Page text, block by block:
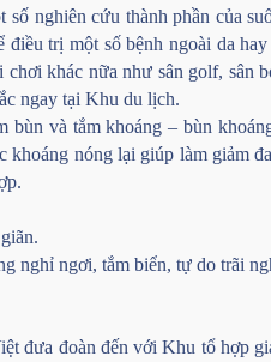
nghiên cứu thành phần của
trị một số bệnh ngoài da
khác nữa như sân golf, sân
ngay tại Khu du lịch.
bùn và tắm khoáng – bùn
nóng lại giúp làm giảm
nghỉ ngơi, tắm biển, tự do trãi
đưa đoàn đến với Khu tổ hợp